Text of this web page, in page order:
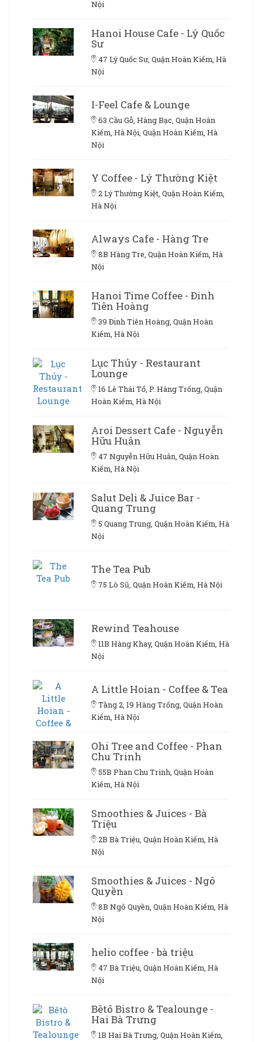
Nội
Hanoi House Cafe - Lý Quốc
Sư
47 Lý Quốc Sư, Quận Hoàn Kiếm, Hà
Nội
I-Feel Cafe & Lounge
63 Cầu Gỗ, Hàng Bạc, Quận Hoàn
Kiếm, Hà Nội, Quận Hoàn Kiếm, Hà
Nội
Y Coffee - Lý Thường Kiệt
2 Lý Thường Kiệt, Quận Hoàn Kiếm,
Hà Nội
Always Cafe - Hàng Tre
8B Hàng Tre, Quận Hoàn Kiếm, Hà
Nội
Hanoi Time Coffee - Đinh
Tiên Hoàng
39 Đinh Tiên Hoàng, Quận Hoàn
Kiếm, Hà Nội
Lục Thủy - Restaurant
Lounge
16 Lê Thái Tổ, P. Hàng Trống, Quận
Hoàn Kiếm, Hà Nội
Aroi Dessert Cafe - Nguyễn
Hữu Huân
47 Nguyễn Hữu Huân, Quận Hoàn
Kiếm, Hà Nội
Salut Deli & Juice Bar -
Quang Trung
5 Quang Trung, Quận Hoàn Kiếm, Hà
Nội
The Tea Pub
75 Lò Sũ, Quận Hoàn Kiếm, Hà Nội
Rewind Teahouse
11B Hàng Khay, Quận Hoàn Kiếm, Hà
Nội
A Little Hoian - Coffee & Tea
Tầng 2, 19 Hàng Trống, Quận Hoàn
Kiếm, Hà Nội
Ohi Tree and Coffee - Phan
Chu Trinh
55B Phan Chu Trinh, Quận Hoàn
Kiếm, Hà Nội
Smoothies & Juices - Bà
Triệu
2B Bà Triệu, Quận Hoàn Kiếm, Hà
Nội
Smoothies & Juices - Ngô
Quyền
8B Ngô Quyền, Quận Hoàn Kiếm, Hà
Nội
helio coffee - bà triệu
47 Bà Triệu, Quận Hoàn Kiếm, Hà
Nội
Bêtô Bistro & Tealounge -
Hai Bà Trưng
1B Hai Bà Trưng, Quận Hoàn Kiếm,